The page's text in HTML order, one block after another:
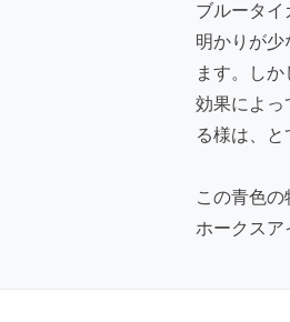
ブルータイ
明かりが少
ます。し
効果によっ
る様は、と
この青色の
ホークスア